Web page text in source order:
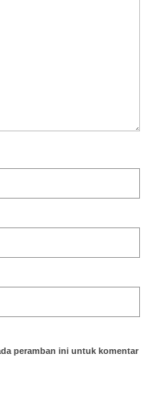
peramban ini untuk komentar